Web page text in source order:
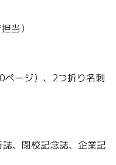
当）
ージ）、2つ折り名刺
、閉校記念誌、企業記